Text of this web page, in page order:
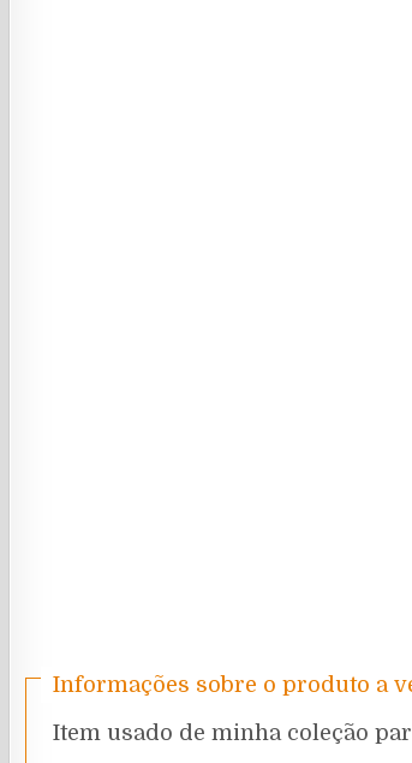
Informações sobre o produto a
Item usado de minha coleção